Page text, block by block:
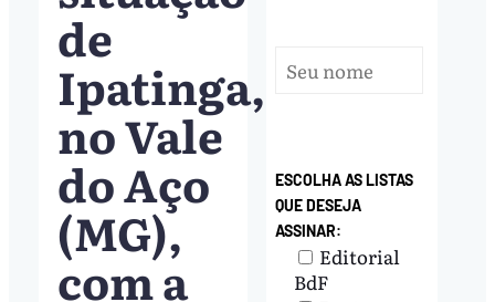
de
Ipatinga,
no Vale
do Aço
(MG),
com a
ESCOLHA AS LISTAS
QUE DESEJA
ASSINAR:
Editorial
BdF